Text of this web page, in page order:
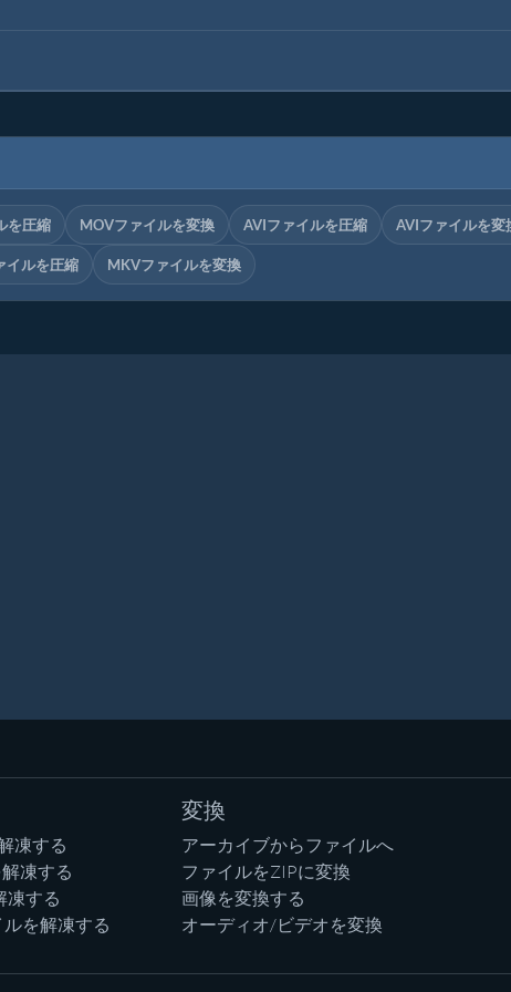
を圧縮 MOVファイルを変換 AVIファイルを圧縮 AVIファイルを変
イルを圧縮 MKVファイルを変換
凍する
凍する
凍する
を解凍する
変換
アーカイブからファイルへ
ファイルをZIPに変換
画像を変換する
オーディオ/ビデオを変換